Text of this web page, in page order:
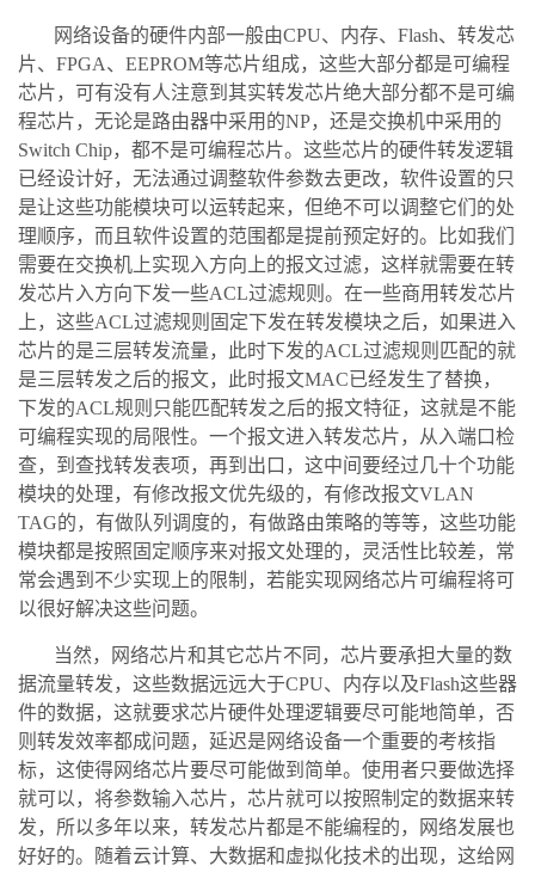
网络设备的硬件内部一般由CPU、内存、Flash、转发芯
片、FPGA、EEPROM等芯片组成，这些大部分都是可编程
芯片，可有没有人注意到其实转发芯片绝大部分都不是可编
程芯片，无论是路由器中采用的NP，还是交换机中采用的
Switch Chip，都不是可编程芯片。这些芯片的硬件转发逻辑
已经设计好，无法通过调整软件参数去更改，软件设置的只
是让这些功能模块可以运转起来，但绝不可以调整它们的处
理顺序，而且软件设置的范围都是提前预定好的。比如我们
需要在交换机上实现入方向上的报文过滤，这样就需要在转
发芯片入方向下发一些ACL过滤规则。在一些商用转发芯片
上，这些ACL过滤规则固定下发在转发模块之后，如果进入
芯片的是三层转发流量，此时下发的ACL过滤规则匹配的就
是三层转发之后的报文，此时报文MAC已经发生了替换，
下发的ACL规则只能匹配转发之后的报文特征，这就是不能
可编程实现的局限性。一个报文进入转发芯片，从入端口检
查，到查找转发表项，再到出口，这中间要经过几十个功能
模块的处理，有修改报文优先级的，有修改报文VLAN
TAG的，有做队列调度的，有做路由策略的等等，这些功能
模块都是按照固定顺序来对报文处理的，灵活性比较差，常
常会遇到不少实现上的限制，若能实现网络芯片可编程将可
以很好解决这些问题。
当然，网络芯片和其它芯片不同，芯片要承担大量的数
据流量转发，这些数据远远大于CPU、内存以及Flash这些器
件的数据，这就要求芯片硬件处理逻辑要尽可能地简单，否
则转发效率都成问题，延迟是网络设备一个重要的考核指
标，这使得网络芯片要尽可能做到简单。使用者只要做选择
就可以，将参数输入芯片，芯片就可以按照制定的数据来转
发，所以多年以来，转发芯片都是不能编程的，网络发展也
好好的。随着云计算、大数据和虚拟化技术的出现，这给网